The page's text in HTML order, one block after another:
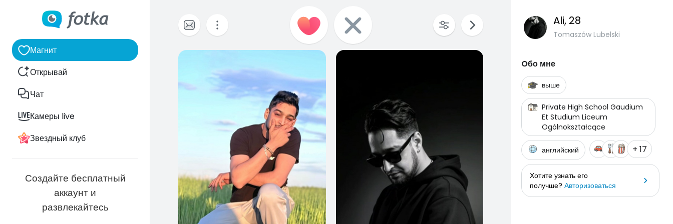
Магнит
Открывай
Чат
Камеры live
Звездный клуб
Создайте бесплатный
аккаунт и
развлекайтесь
Ali, 28
Tomaszów Lubelski
Oбо мне
выше
Private High School Gaudium
Et Studium Liceum
Ogólnokształcące
английский + 17
Хотите узнать его
получше? Авторизоваться